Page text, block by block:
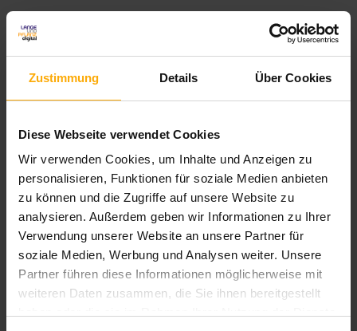
Zustimmung Details Über Cookies
Diese Webseite verwendet Cookies
Wir verwenden Cookies, um Inhalte und Anzeigen zu
personalisieren, Funktionen für soziale Medien anbieten
zu können und die Zugriffe auf unsere Website zu
analysieren. Außerdem geben wir Informationen zu Ihrer
Verwendung unserer Website an unsere Partner für
soziale Medien, Werbung und Analysen weiter. Unsere
Partner führen diese Informationen möglicherweise mit
weiteren Daten zusammen, die Sie ihnen bereitgestellt
: Die Digitalisierung
bzw. digitale Transformation ist eine komplexe
Angelegenheit und es bedarf oft spezieller
Kenntnisse, um sie erfolgreich umzusetzen. Ziehen
Digitalisierungsstrategie zu planen und
Mehr erfahren:
Unternehmen: Erfolgreiches Onboarding einer
Digitalisierungsplattform
CRM-Onboarding: Was unternimmt HubSpot, um